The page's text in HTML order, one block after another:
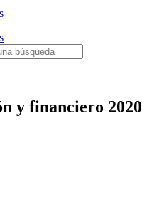
y financiero 2020